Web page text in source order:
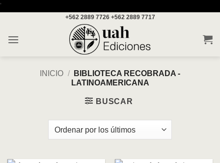
'
+562 2889 7726 +562 2889 7717
INICIO /
BIBLIOTECA RECOBRADA -
LATINOAMERICANA
BUSCAR